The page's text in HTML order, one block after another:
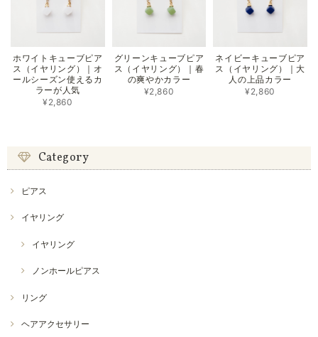
ホワイトキューブピア
ス（イヤリング）｜オ
ールシーズン使えるカ
ラーが人気
¥2,860
グリーンキューブピア
ス（イヤリング）｜春
の爽やかカラー
¥2,860
ネイビーキューブピア
ス（イヤリング）｜大
人の上品カラー
¥2,860
Category
ピアス
イヤリング
イヤリング
ノンホールピアス
リング
ヘアアクセサリー